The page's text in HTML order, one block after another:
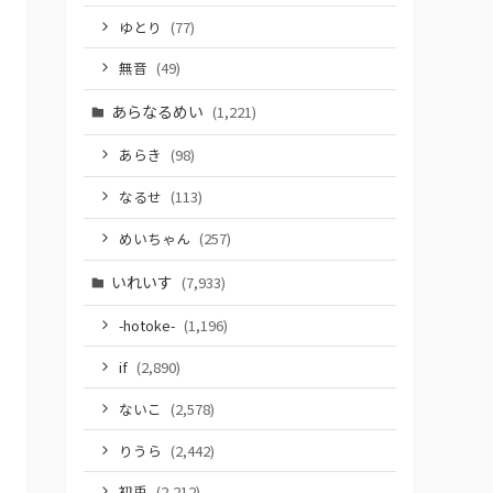
ゆとり (77)
無音 (49)
あらなるめい (1,221)
あらき (98)
なるせ (113)
めいちゃん (257)
いれいす (7,933)
-hotoke- (1,196)
if (2,890)
ないこ (2,578)
りうら (2,442)